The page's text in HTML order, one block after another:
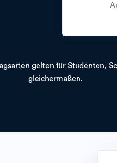
gelten für Studenten,
gleichermaßen.